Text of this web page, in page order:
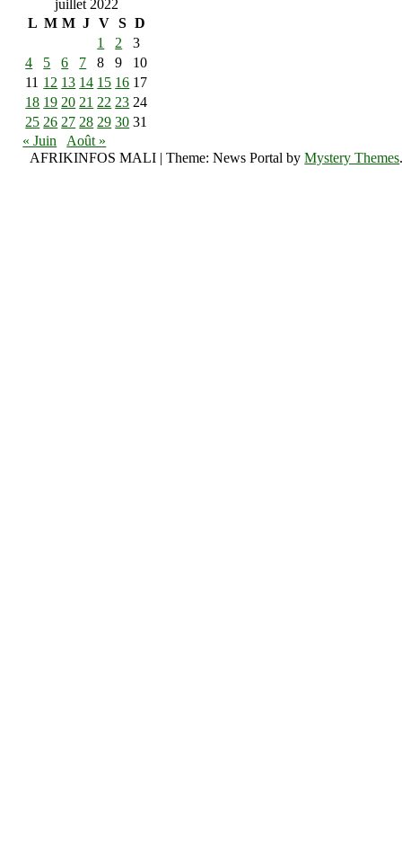
juillet 2022
L M M J V S D
1
2
3
4
5 6 7 8 9
10
11 12 13 14 15 16 17
18 19 20 21 22 23 24
25 26 27 28 29 30 31
« Juin
Août »
AFRIKINFOS MALI |Theme: News Portal byMystery Themes